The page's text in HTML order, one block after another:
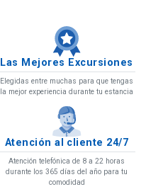
Las Mejores Excursiones
Elegidas entre muchas para que tengas
la mejor experiencia durante tu estancia
Atención al cliente 24/7
Atención telefónica de 8 a 22 horas
durante los 365 días del año para tu
comodidad